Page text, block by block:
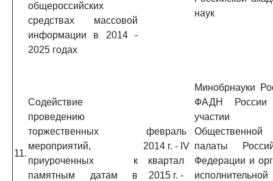
общероссийских
средствах массовой
информации в 2014 -
2025 годах
наук
11.
Содействие
проведению
торжественных
мероприятий,
приуроченных к
памятным датам в
февраль
2014 г. - IV
квартал
2015 г. -
Минобрнауки
ФАДН России
участии
Общественной
палаты
Федерации и
исполнительной